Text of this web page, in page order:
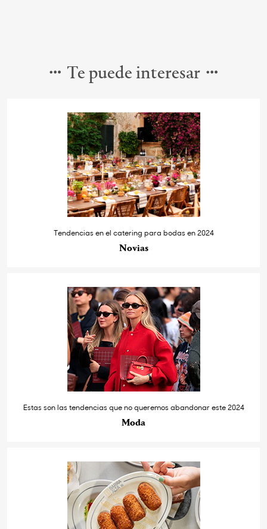
Te puede interesar
Tendencias en el catering para bodas en 2024
Novias
Estas son las tendencias que no queremos abandonar este 2024
Moda